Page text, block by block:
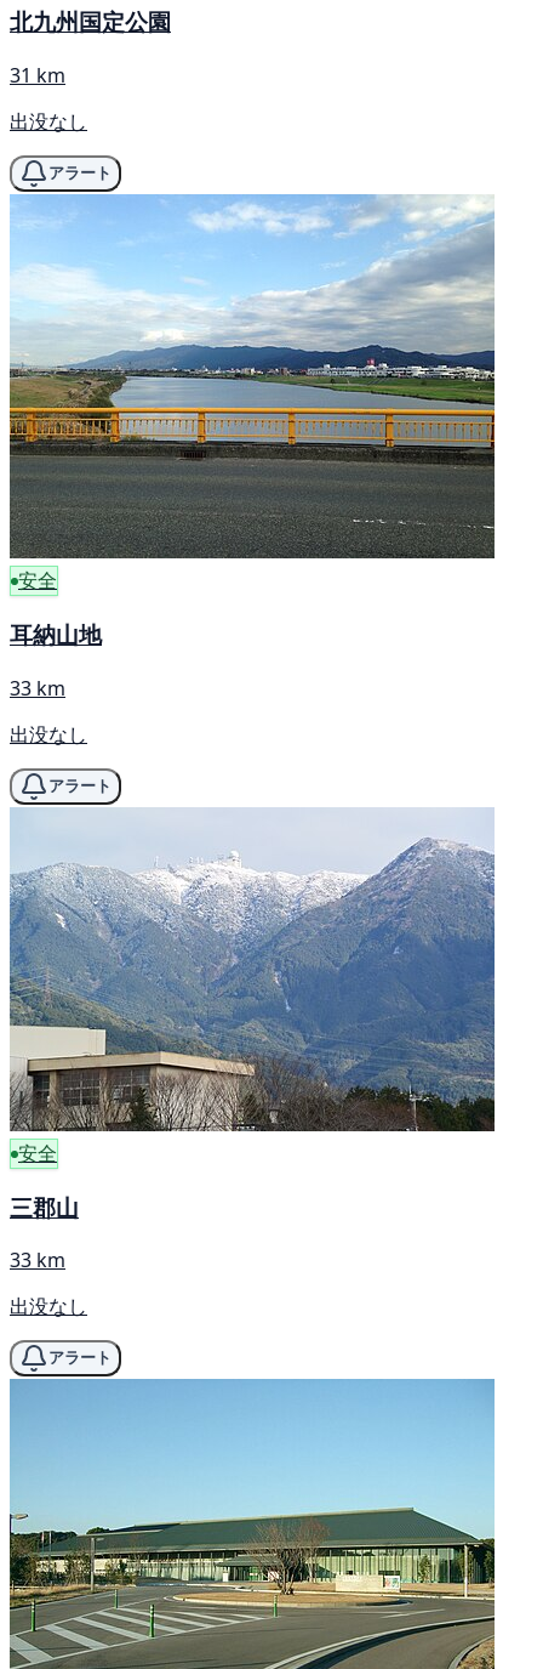
北九州国定公園
31 km
出没なし
アラート
安全
耳納山地
33 km
出没なし
アラート
安全
三郡山
33 km
出没なし
アラート